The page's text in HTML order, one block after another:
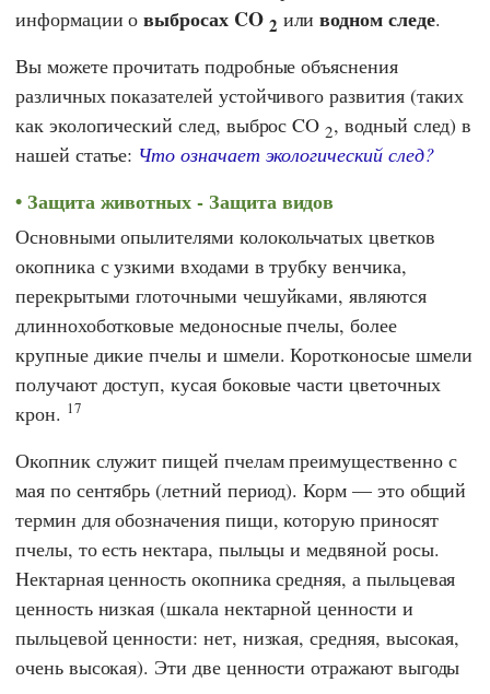
информации овыбросах CO 2 иливодном следе.
Вы можете прочитать подробные объяснения
различных показателей устойчивого развития (таких
как экологический след, выброс CO2, водный след) в
нашей статье: Что означает экологический след?
Защита животных - Защита видов
Основными опылителями колокольчатых цветков
окопника с узкими входами в трубку венчика,
перекрытыми глоточными чешуйками, являются
длиннохоботковые медоносные пчелы, более
крупные дикие пчелы и шмели. Коротконосые шмели
получают доступ, кусая боковые части цветочных
крон. 17
Окопник служит пищей пчелам преимущественно с
мая по сентябрь (летний период). Корм — это общий
термин для обозначения пищи, которую приносят
пчелы, то есть нектара, пыльцы и медвяной росы.
Нектарная ценность окопника средняя, а пыльцевая
ценность низкая (шкала нектарной ценности и
пыльцевой ценности: нет, низкая, средняя, высокая,
очень высокая). Эти две ценности отражают выгоды